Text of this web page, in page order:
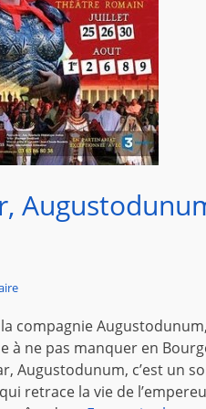
la compagnie
à ne pas manquer en
Augustodunum, c’est un
retrace la vie de